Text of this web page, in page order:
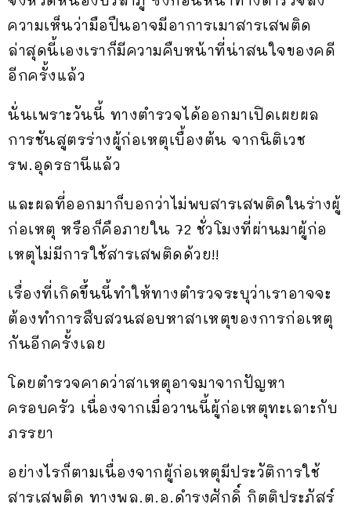
ความเห็นว่ามือปืนอาจมีอาการเมาสารเสพติด
ล่าสุดนี้เองเราก็มีความคืบหน้าที่น่าสนใจของคดี
อีกครั้งแล้ว
นั่นเพราะวันนี้ ทางตำรวจได้ออกมาเปิดเผยผล
การชันสูตรร่างผู้ก่อเหตุเบื้องต้น จากนิติเวช
รพ.อุดรธานีแล้ว
และผลที่ออกมาก็บอกว่าไม่พบสารเสพติดในร่างผู้
ก่อเหตุ หรือก็คือภายใน 72 ชั่วโมงที่ผ่านมาผู้ก่อ
เหตุไม่มีการใช้สารเสพติดด้วย!!
เรื่องที่เกิดขึ้นนี้ทำให้ทางตำรวจระบุว่าเราอาจจะ
ต้องทำการสืบสวนสอบหาสาเหตุของการก่อเหตุ
กันอีกครั้งเลย
โดยตำรวจคาดว่าสาเหตุอาจมาจากปัญหา
ครอบครัว เนื่องจากเมื่อวานนี้ผู้ก่อเหตุทะเลาะกับ
ภรรยา
อย่างไรก็ตามเนื่องจากผู้ก่อเหตุมีประวัติการใช้
สารเสพติด ทางพล.ต.อ.ดำรงศักดิ์ กิตติประภัสร์